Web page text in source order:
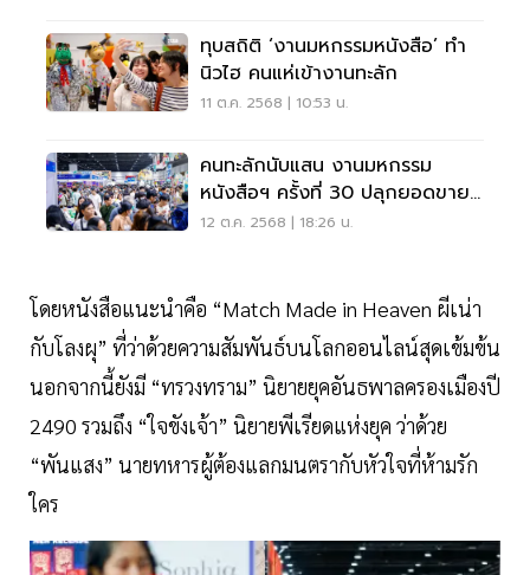
ทุบสถิติ ‘งานมหกรรมหนังสือ’ ทำ
นิวไฮ คนแห่เข้างานทะลัก
11 ต.ค. 2568 | 10:53 น.
คนทะลักนับแสน งานมหกรรม
หนังสือฯ ครั้งที่ 30 ปลุกยอดขาย
พุ่งวันหยุดยาว
12 ต.ค. 2568 | 18:26 น.
โดยหนังสือแนะนำคือ “Match Made in Heaven ผีเน่า
กับโลงผุ” ที่ว่าด้วยความสัมพันธ์บนโลกออนไลน์สุดเข้มข้น
นอกจากนี้ยังมี “ทรวงทราม” นิยายยุคอันธพาลครองเมืองปี
2490 รวมถึง “ใจขังเจ้า” นิยายพีเรียดแห่งยุค ว่าด้วย
“พันแสง” นายทหารผู้ต้องแลกมนตรากับหัวใจที่ห้ามรัก
ใคร